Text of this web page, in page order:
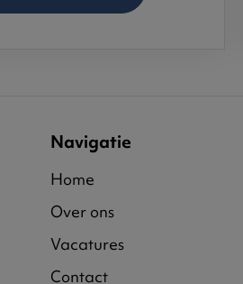
Navigatie
Home
Over ons
Vacatures
Contact